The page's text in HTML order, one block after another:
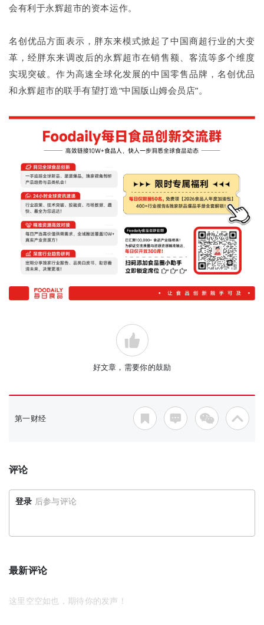
会有利于永辉超市的资本运作。
名创优品方面表示，胖东来模式掀起了中国商超行业的大变
革，经胖东来调改后的永辉超市在销售额、客流等多个维度
实现突破。作为高速全球化发展的中国零售品牌，名创优品
和永辉超市的联手有望打造“中国版山姆会员店”。
好文章，需要你的鼓励
第一财经
评论
登录 后参与评论
最新评论
这里空空如也，期待你的发声！